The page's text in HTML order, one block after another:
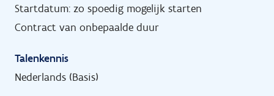
Startdatum: zo spoedig mogelijk starten
Contract van onbepaalde duur
Talenkennis
Nederlands (Basis)